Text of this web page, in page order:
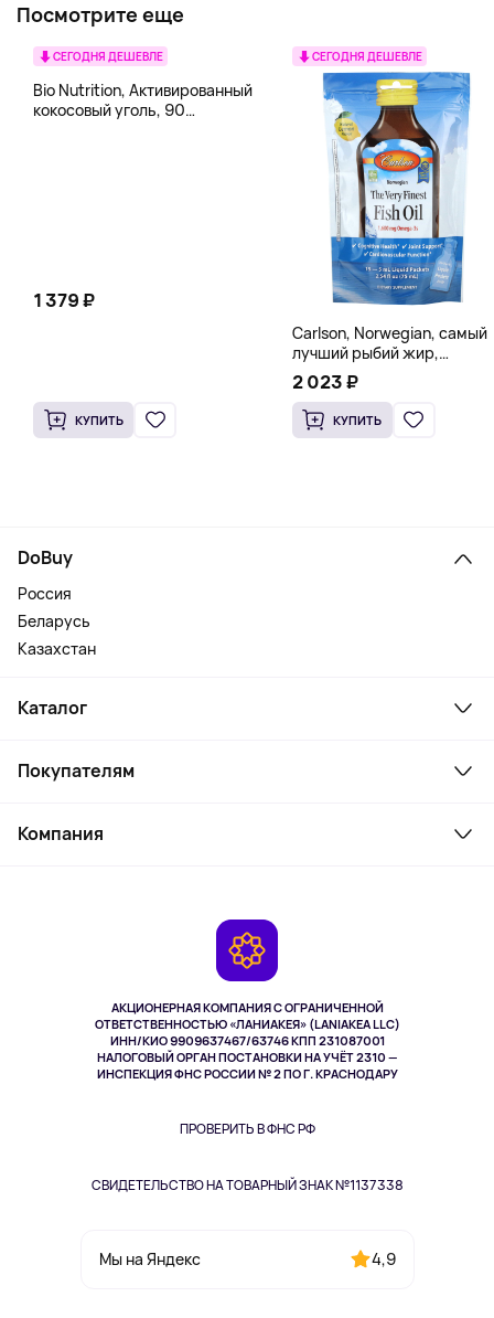
Посмотрите еще
СЕГОДНЯ ДЕШЕВЛЕ
Bio Nutrition, Активированный
кокосовый уголь, 90
1 379 ₽
КУПИТЬ
СЕГОДНЯ ДЕШЕВЛЕ
Carlson, Norwegian, самый
лучший рыбий жир,
натуральный лимон, 15
пакетиков (5 мл) каждый
2 023 ₽
КУПИТЬ
АКЦИОНЕРНАЯ КОМПАНИЯ С ОГРАНИЧЕННОЙ
ОТВЕТСТВЕННОСТЬЮ «ЛАНИАКЕЯ» (LANIAKEA LLC)
ИНН/КИО 9909637467/63746 КПП 231087001
НАЛОГОВЫЙ ОРГАН ПОСТАНОВКИ НА УЧЁТ 2310 —
ИНСПЕКЦИЯ ФНС РОССИИ № 2 ПО Г. КРАСНОДАРУ
ПРОВЕРИТЬ В ФНС РФ
СВИДЕТЕЛЬСТВО НА ТОВАРНЫЙ ЗНАК №1137338
Мы на Яндекс 4,9
DoBuy
Россия
Беларусь
Казахстан
Каталог
Ноутбуки, мониторы, VR
Косметика и уход
Здоровье питомцев
Одежда и аксессуары
Покупателям
Как заказать
Компания